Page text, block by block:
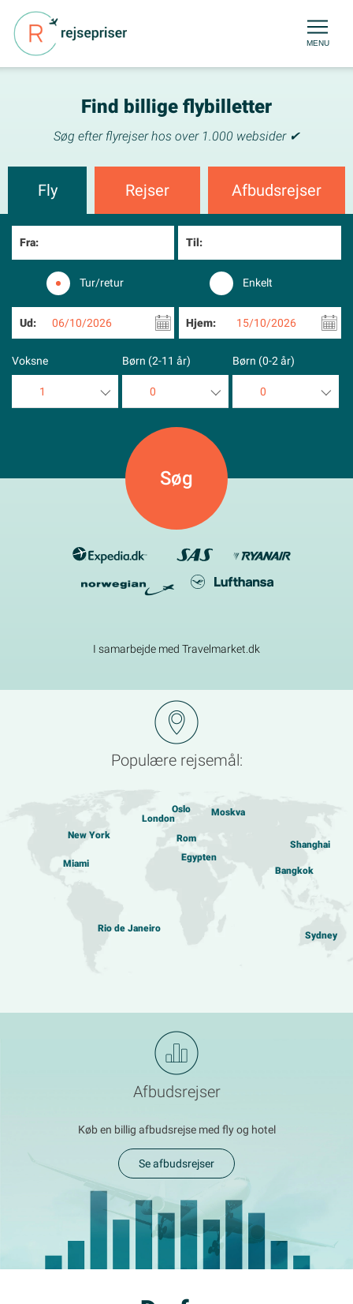
MENU
Find billige flybilletter
Søg efter flyrejser hos over 1.000 websider ✔
Fly Rejser Afbudsrejser
Fra: Til:
Tur/retur Enkelt
Ud: 06/10/2026 Hjem: 15/10/2026
Voksne
1
Børn (2-11 år)
0
5
Børn (0-2 år)
0
I samarbejde med Travelmarket.dk
Populære rejsemål:
Oslo
London
Moskva
New York
Rom
Shanghai
Miami
Egypten
Bangkok
Rio de Janeiro
Sydney
Afbudsrejser
Køb en billig afbudsrejse med fly og hotel
Se afbudsrejser